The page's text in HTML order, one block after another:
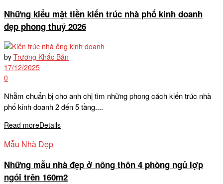
Những kiểu mặt tiền kiến trúc nhà phố kinh doanh
đẹp phong thuỷ 2026
by Trương Khắc Bản
17/12/2025
0
Nhằm chuẩn bị cho anh chị tìm những phong cách kiến trúc nhà
phố kinh doanh 2 đến 5 tầng....
Read moreDetails
Mẫu Nhà Đẹp
Những mẫu nhà đẹp ở nông thôn 4 phòng ngủ lợp
ngói trên 160m2